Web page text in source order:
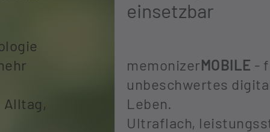
memonizer MOBILE- für ein
unbeschwertes digitales
Leben.
Ultraflach, leistungsstark und